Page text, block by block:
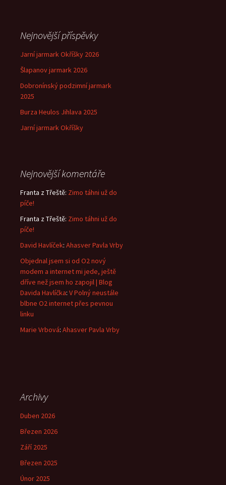
Nejnovější příspěvky
Jarní jarmark Okříšky 2026
Šlapanov jarmark 2026
Dobronínský podzimní jarmark
2025
Burza Heulos Jihlava 2025
Jarní jarmark Okříšky
Nejnovější komentáře
Franta z Třeště: Zimo táhni už do
píče!
Franta z Třeště: Zimo táhni už do
píče!
David Havlíček: Ahasver Pavla Vrby
Objednal jsem si od O2 nový
modem a internet mi jede, ještě
dříve než jsem ho zapojil | Blog
Davida Havlíčka: V Polný neustále
blbne O2 internet přes pevnou
linku
Marie Vrbová: Ahasver Pavla Vrby
Archivy
Duben 2026
Březen 2026
Září 2025
Březen 2025
Únor 2025